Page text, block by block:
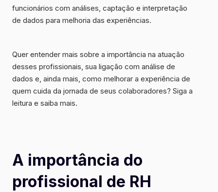
funcionários com análises, captação e interpretação
de dados para melhoria das experiências.
Quer entender mais sobre a importância na atuação
desses profissionais, sua ligação com análise de
dados e, ainda mais, como melhorar a experiência de
quem cuida da jornada de seus colaboradores? Siga a
leitura e saiba mais.
A importância do
profissional de RH